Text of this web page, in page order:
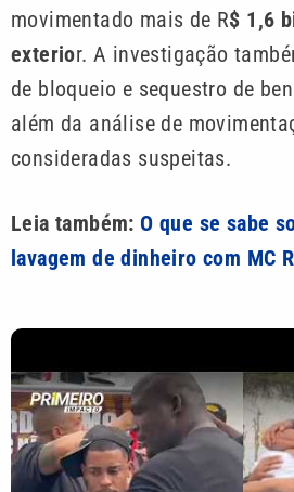
movimentado mais de R$ 1,6
exterior. A investigação
de bloqueio e sequestro de
além da análise de
consideradas suspeitas.
Leia também: O que se sabe
lavagem de dinheiro com MC